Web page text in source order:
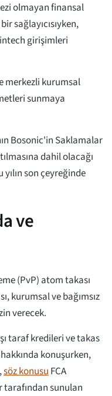
olmayan finansal
sağlayıcısıyken,
girişimleri
merkezli kurumsal
sunmaya
Bosonic'in Saklamalar
dahil olacağı
son çeyreğinde
ve
(PvP) atom takası
kurumsal ve bağımsız
verecek.
taraf kredileri ve takas
konuşurken,
söz konusuFCA
sunulan